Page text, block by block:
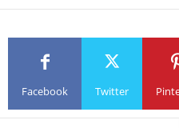
Facebook Twitter